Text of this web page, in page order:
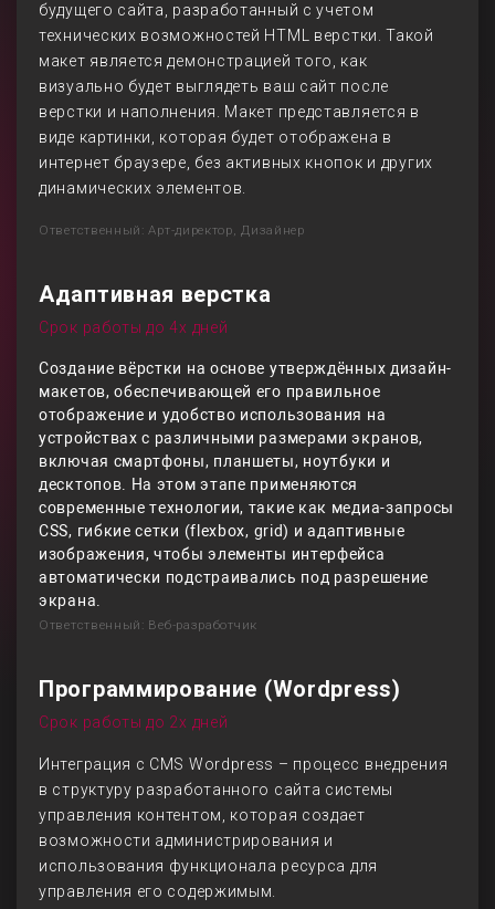
будущего сайта, разработанный с учетом
технических возможностей HTML верстки. Такой
макет является демонстрацией того, как
визуально будет выглядеть ваш сайт после
верстки и наполнения. Макет представляется в
виде картинки, которая будет отображена в
интернет браузере, без активных кнопок и других
динамических элементов.
Ответственный: Арт-директор, Дизайнер
Адаптивная верстка
Срок работы до 4х дней
Создание вёрстки на основе утверждённых дизайн-
макетов, обеспечивающей его правильное
отображение и удобство использования на
устройствах с различными размерами экранов,
включая смартфоны, планшеты, ноутбуки и
десктопов. На этом этапе применяются
современные технологии, такие как медиа-запросы
CSS, гибкие сетки (flexbox, grid) и адаптивные
изображения, чтобы элементы интерфейса
автоматически подстраивались под разрешение
экрана.
Ответственный: Веб-разработчик
Программирование (Wordpress)
Срок работы до 2х дней
Интеграция с CMS Wordpress – процесс внедрения
в структуру разработанного сайта системы
управления контентом, которая создает
возможности администрирования и
использования функционала ресурса для
управления его содержимым.